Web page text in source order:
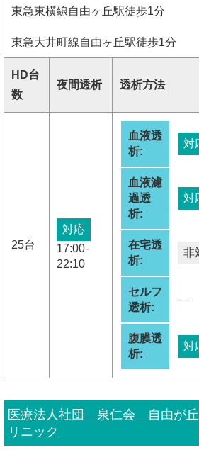
東急東横線自由ヶ丘駅徒歩1分
東急大井町線自由ヶ丘駅徒歩1分
HD台
数
夜間透析 透析方法
25台
対応
17:00-
22:10
血液透
析:
対
血液濾
過透
析:
対
在宅透
析:
非
セルフ
透析:
―
腹膜透
析:
対
医療法人社団 泉仁会 自由が丘
リニック